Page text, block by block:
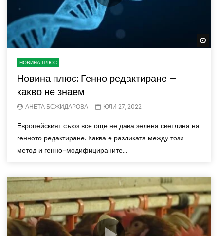
НОВИНА ПЛЮС
Новина плюс: Генно редактиране –
какво не знаем
АНЕТА БОЖИДАРОВА ЮЛИ 27, 2022
Европейският съюз все още не дава зелена светлина на
генното редактиране. Каква е разликата между този
метод и генно-модифицираните...